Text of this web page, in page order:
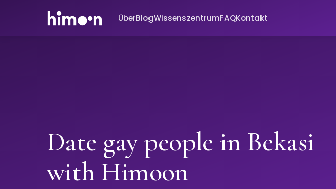
ÜberBlogWissenszentrumFAQKontakt
Date gay people in Bekasi
with Himoon